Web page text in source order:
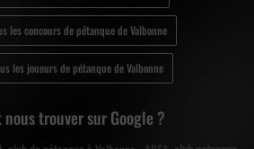
les concours de pétanque de Valbonne
les joueurs de pétanque de Valbonne
nous trouver sur Google ?